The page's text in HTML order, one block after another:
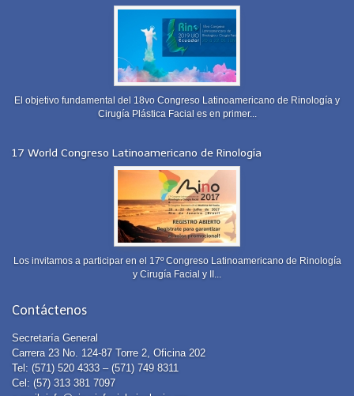
El objetivo fundamental del 18vo Congreso Latinoamericano de Rinología y
Cirugía Plástica Facial es en primer...
17 World Congreso Latinoamericano de Rinología
Los invitamos a participar en el 17º Congreso Latinoamericano de Rinología
y Cirugía Facial y II...
Contáctenos
Secretaría General
Carrera 23 No. 124-87 Torre 2, Oficina 202
Tel: (571) 520 4333 – (571) 749 8311
Cel: (57) 313 381 7097